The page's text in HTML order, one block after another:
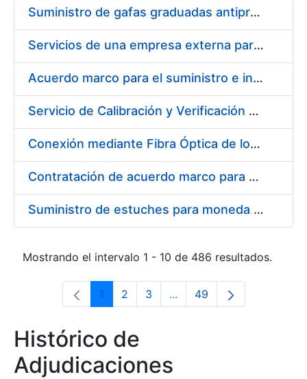
Suministro de gafas graduadas antiproyecciones para los trabajadores de la FNMT-RCM en los centros de trabajo de Madrid y Burgos
Servicios de una empresa externa para el asesoramiento y resolución de los recursos de alzada que se presentan relacionados con procesos de selección para la FNMT-RCM
Acuerdo marco para el suministro e instalación de persianas, estores y otros complementos
Servicio de Calibración y Verificación Externa de los Equipos de Medición del Servicio de Prevención de la FNMT-RCM
Conexión mediante Fibra Óptica de los Centros de Proceso de Datos (CPDs) de las sedes de la FNMT-RCM de Burgos y Madrid
Contratación de acuerdo marco para el Suministro de Material de Electricidad para la Fábrica Nacional de Moneda y Timbre-Real Casa de la Moneda en su centro de trabajo de Burgos
Suministro de estuches para moneda de 30 €
Mostrando el intervalo 1 - 10 de 486 resultados.
Página
1 Página
2 Página
3 ...Páginas intermedias Use
Página
49
Histórico de
Adjudicaciones